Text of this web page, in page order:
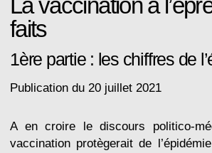
La vaccination à
faits
1ère partie : les chiffres de
Publication du 20 juillet 2021
A en croire le discours politico-
vaccination protègerait de